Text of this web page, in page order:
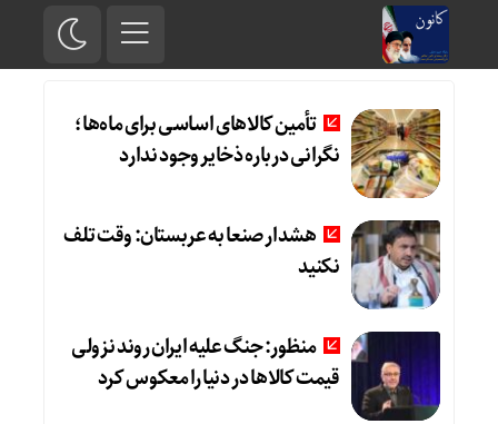
تأمین کالاهای اساسی برای ماه‌ها؛
نگرانی درباره ذخایر وجود ندارد
هشدار صنعا به عربستان: وقت تلف
نکنید
منظور: جنگ علیه ایران روند نزولی
قیمت کالاها در دنیا را معکوس کرد